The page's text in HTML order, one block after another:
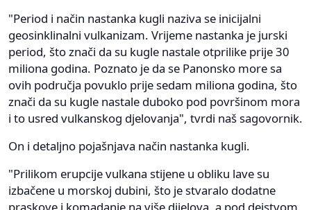
"Period i način nastanka kugli naziva se inicijalni
geosinklinalni vulkanizam. Vrijeme nastanka je jurski
period, što znači da su kugle nastale otprilike prije 30
miliona godina. Poznato je da se Panonsko more sa
ovih područja povuklo prije sedam miliona godina, što
znači da su kugle nastale duboko pod površinom mora
i to usred vulkanskog djelovanja", tvrdi naš sagovornik.
On i detaljno pojašnjava način nastanka kugli.
"Prilikom erupcije vulkana stijene u obliku lave su
izbačene u morskoj dubini, što je stvaralo dodatne